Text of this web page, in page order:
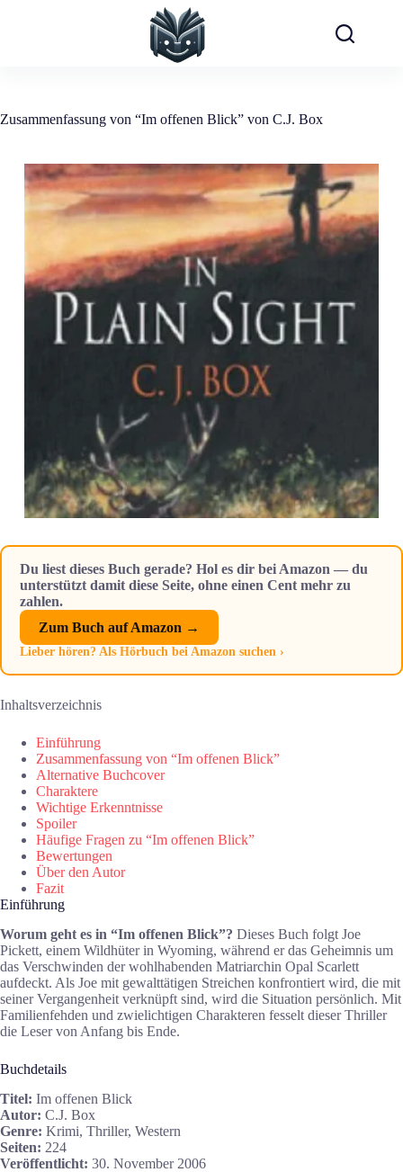
Zusammenfassung von “Im offenen Blick” von C.J. Box
Du liest dieses Buch gerade? Hol es dir bei Amazon — du
unterstützt damit diese Seite, ohne einen Cent mehr zu
zahlen.
Zum Buch auf Amazon →
Lieber hören? Als Hörbuch bei Amazon suchen ›
Inhaltsverzeichnis
Einführung
Zusammenfassung von “Im offenen Blick”
Alternative Buchcover
Charaktere
Wichtige Erkenntnisse
Spoiler
Häufige Fragen zu “Im offenen Blick”
Bewertungen
Über den Autor
Fazit
Einführung
Worum geht es in “Im offenen Blick”? Dieses Buch folgt Joe
Pickett, einem Wildhüter in Wyoming, während er das Geheimnis um
das Verschwinden der wohlhabenden Matriarchin Opal Scarlett
aufdeckt. Als Joe mit gewalttätigen Streichen konfrontiert wird, die mit
seiner Vergangenheit verknüpft sind, wird die Situation persönlich. Mit
Familienfehden und zwielichtigen Charakteren fesselt dieser Thriller
die Leser von Anfang bis Ende.
Buchdetails
Titel: Im offenen Blick
Autor: C.J. Box
Genre: Krimi, Thriller, Western
Seiten: 224
Veröffentlicht: 30. November 2006